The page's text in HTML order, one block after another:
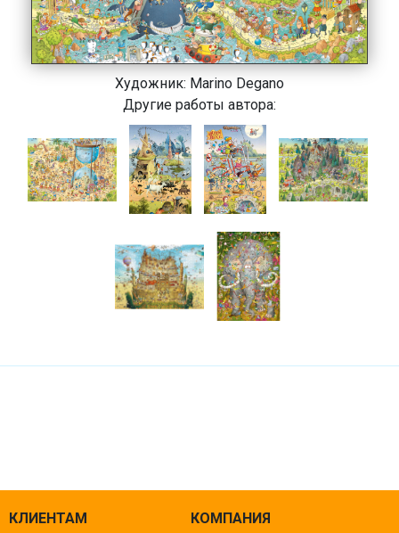
Художник: Marino Degano
Другие работы автора:
КЛИЕНТАМ КОМПАНИЯ